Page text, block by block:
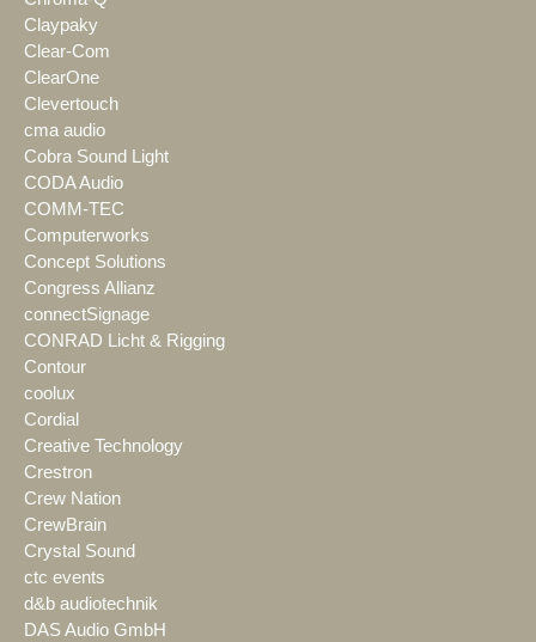
Claypaky
Clear-Com
ClearOne
Clevertouch
cma audio
Cobra Sound Light
CODA Audio
COMM-TEC
Computerworks
Concept Solutions
Congress Allianz
connectSignage
CONRAD Licht & Rigging
Contour
coolux
Cordial
Creative Technology
Crestron
Crew Nation
CrewBrain
Crystal Sound
ctc events
d&b audiotechnik
DAS Audio GmbH